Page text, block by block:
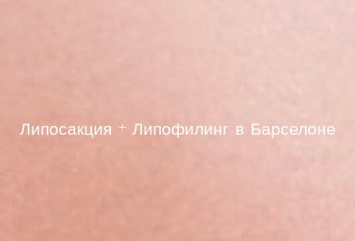
Липосакция + Липофилинг в Барселоне